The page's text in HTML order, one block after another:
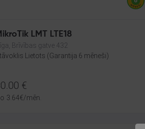
LMT LTE18
Brīvības gatve 432
Lietots (Garantija 6 mēneši)
€
3.64€/mēn.